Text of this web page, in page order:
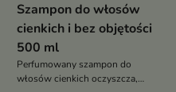
Szampon do włosów
cienkich i bez objętości
500 ml
Perfumowany szampon do
włosów cienkich oczyszcza,